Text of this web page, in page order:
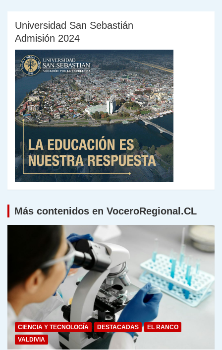
Universidad San Sebastián
Admisión 2024
Más contenidos en VoceroRegional.CL
CIENCIA Y TECNOLOGÍA DESTACADAS
EL RANCO
VALDIVIA